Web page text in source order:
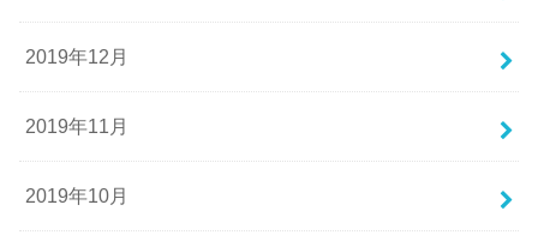
2019年12月
2019年11月
2019年10月